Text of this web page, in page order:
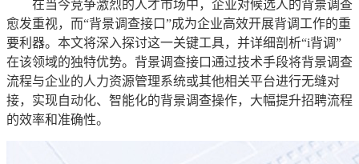
在当今竞争激烈的人才市场中，企业对候选人的背景调查
愈发重视，而“背景调查接口”成为企业高效开展背调工作的重
要利器。本文将深入探讨这一关键工具，并详细剖析“i背调”
在该领域的独特优势。背景调查接口通过技术手段将背景调查
流程与企业的人力资源管理系统或其他相关平台进行无缝对
接，实现自动化、智能化的背景调查操作，大幅提升招聘流程
的效率和准确性。